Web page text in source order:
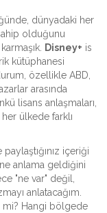
dünyadaki her
olduğunu
Disney+ is
kütüphanesi
özellikle ABD,
arasında
lisans anlaşmaları,
ülkede farklı
içeriği
anlama geldiğini
"ne var" değil,
anlatacağım.
mi? Hangi bölgede